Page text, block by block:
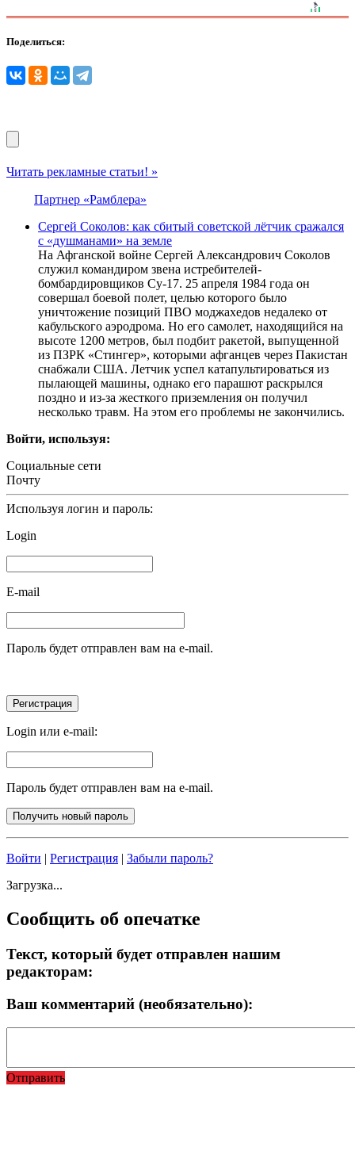
Поделиться:
Читать рекламные статьи! »
Партнер «Рамблера»
Сергей Соколов: как сбитый советской лётчик сражался
с «душманами» на земле
На Афганской войне Сергей Александрович Соколов
служил командиром звена истребителей-
бомбардировщиков Су-17. 25 апреля 1984 года он
совершал боевой полет, целью которого было
уничтожение позиций ПВО моджахедов недалеко от
кабульского аэродрома. Но его самолет, находящийся на
высоте 1200 метров, был подбит ракетой, выпущенной
из ПЗРК «Стингер», которыми афганцев через Пакистан
снабжали США. Летчик успел катапультироваться из
пылающей машины, однако его парашют раскрылся
поздно и из-за жесткого приземления он получил
несколько травм. На этом его проблемы не закончились.
Войти, используя:
Социальные сети
Почту
Используя логин и пароль:
Login
E-mail
Пароль будет отправлен вам на e-mail.
Login или e-mail:
Пароль будет отправлен вам на e-mail.
Войти | Регистрация | Забыли пароль?
Загрузка...
Сообщить об опечатке
Текст, который будет отправлен нашим
редакторам:
Ваш комментарий (необязательно):
Отправить